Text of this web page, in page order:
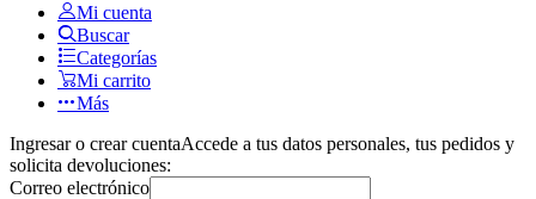
Mi cuenta
Buscar
Categorías
Mi carrito
Más
Ingresar o crear cuentaAccede a tus datos personales, tus pedidos y
solicita devoluciones:
Correo electrónico